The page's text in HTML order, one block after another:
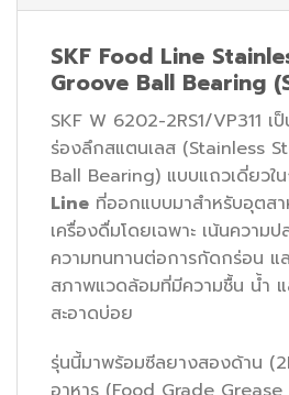
SKF Food Line
Groove Ball Bearing
SKF W 6202-2RS1/VP311
ร่องลึกสแตนเลส (Stainless
Ball Bearing) แบบแถวเดี่ยวใ
Line ที่ออกแบบมาสำหรับอุตสา
เครื่องดื่มโดยเฉพาะ เน้นความ
ความทนทานต่อการกัดกร่อน แล
สภาพแวดล้อมที่มีความชื้น น้ำ แ
สะอาดบ่อย
รุ่นนี้มาพร้อมซีลยางสองด้าน